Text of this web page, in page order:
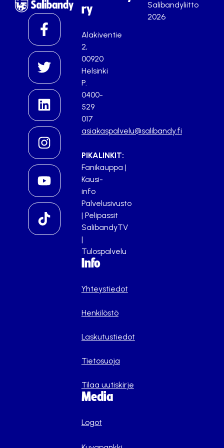
ry
Alakiventie
2,
00920
Helsinki
P.
0400-
529
017
asiakaspalvelu@salibandy.fi
PIKALINKIT:
Fanikauppa |
Kausi-
info
Palvelusivusto
| Pelipassit
SalibandyTV
|
Tulospalvelu
Info
Yhteystiedot
Henkilöstö
Laskutustiedot
Tietosuoja
Tilaa uutiskirje
Media
Logot
Salibandyliitto
2026